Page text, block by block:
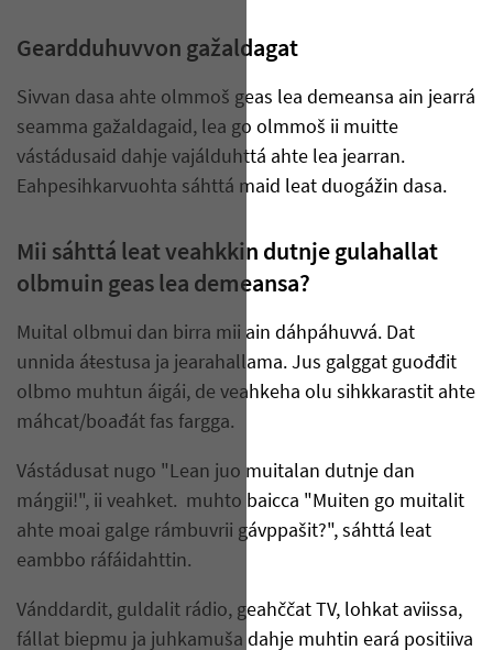
Geardduhuvvon gažaldagat
Sivvan dasa ahte olmmoš geas lea demeansa ain jearrá
seamma gažaldagaid, lea go olmmoš ii muitte
vástádusaid dahje vajálduhttá ahte lea jearran.
Eahpesihkarvuohta sáhttá maid leat duogážin dasa.
Mii sáhttá leat veahkkin dutnje gulahallat
olbmuin geas lea demeansa?
Muital olbmui dan birra mii ain dáhpáhuvvá. Dat
unnida áŧestusa ja jearahallama. Jus galggat guođđit
olbmo muhtun áigái, de veahkeha olu sihkkarastit ahte
máhcat/boađát fas fargga.
Vástádusat nugo "Lean juo muitalan dutnje dan
máŋgii!", ii veahket. muhto baicca "Muiten go muitalit
ahte moai galge rámbuvrii gávppašit?", sáhttá leat
eambbo ráfáidahttin.
Vánddardit, guldalit rádio, geahččat TV, lohkat aviissa,
fállat biepmu ja juhkamuša dahje muhtin eará positiiva